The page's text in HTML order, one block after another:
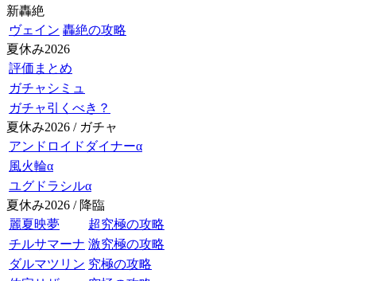
新轟絶
ヴェイン 轟絶の攻略
夏休み2026
評価まとめ
ガチャシミュ
ガチャ引くべき？
夏休み2026 / ガチャ
アンドロイドダイナーα
風火輪α
ユグドラシルα
夏休み2026 / 降臨
麗夏映夢
超究極の攻略
チルサマーナ 激究極の攻略
ダルマツリン 究極の攻略